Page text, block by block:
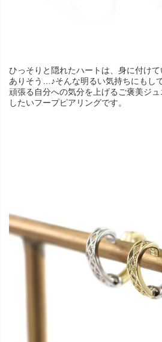
ひっそりと隠れたハートは、身に付け
ありそう…♪そんな明るい気持ちにもし
頑張る自分への気分を上げるご褒美ジ
したいフープピアリングです。